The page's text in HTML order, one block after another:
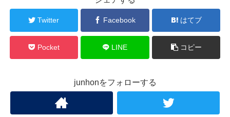
Twitter Facebook はてブ
Pocket LINE コピー
junhonをフォローする